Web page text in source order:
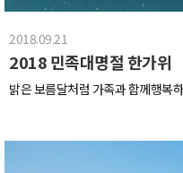
는 모습입니다. |얘들아 일어나~!!
간 곳은 바로,대부도 바다향기 테마
름대로 분위기 넘치던 바다향기테
을 맞춰보세요~!1. 체력이 남아돌
고 아침밥 안먹었는데 체력이 남아
실한 동물..!!사진찍고 놀다보니 너
인가봐요(ㅋㅋ)이제 이번 워크샵
2018.09.21
2018 민족대명절 한가위
밝은 보름달처럼 가족과 함께행복